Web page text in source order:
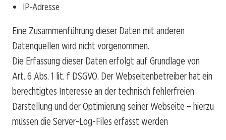
IP-Adresse
Eine Zusammenführung dieser Daten mit anderen
Datenquellen wird nicht vorgenommen.
Die Erfassung dieser Daten erfolgt auf Grundlage von
Art. 6 Abs. 1 lit. f DSGVO. Der Webseitenbetreiber hat ein
berechtigtes Interesse an der technisch fehlerfreien
Darstellung und der Optimierung seiner Webseite – hierzu
müssen die Server-Log-Files erfasst werden